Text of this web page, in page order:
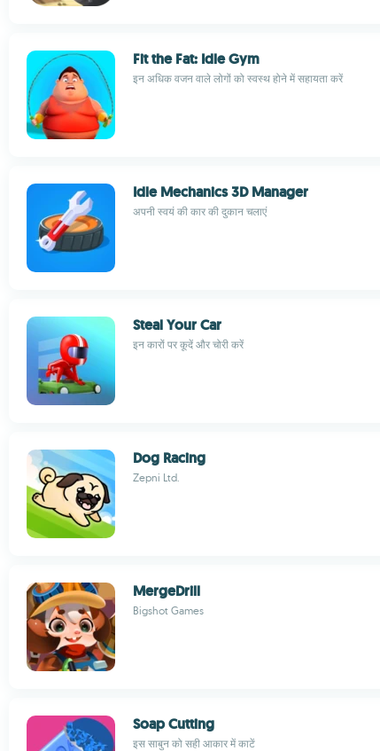
Fit the Fat: Idle Gym
इन अधिक वजन वाले लोगों को स्वस्थ होने में सहायता करें
Idle Mechanics 3D Manager
अपनी स्वयं की कार की दुकान चलाएं
Steal Your Car
इन कारों पर कूदें और चोरी करें
Dog Racing
Zepni Ltd.
MergeDrill
Bigshot Games
Soap Cutting
इस साबुन को सही आकार में काटें